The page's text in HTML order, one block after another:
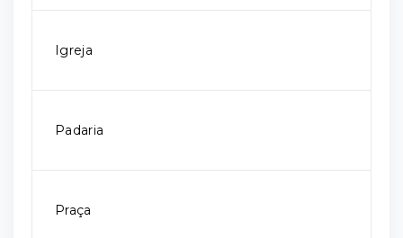
Igreja
Padaria
Praça